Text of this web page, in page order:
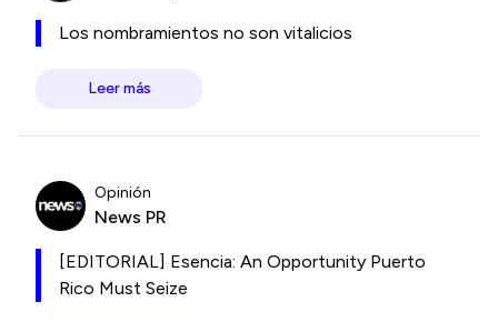
Los nombramientos no son vitalicios
Leer más
Opinión
News PR
[EDITORIAL] Esencia: An Opportunity Puerto
Rico Must Seize